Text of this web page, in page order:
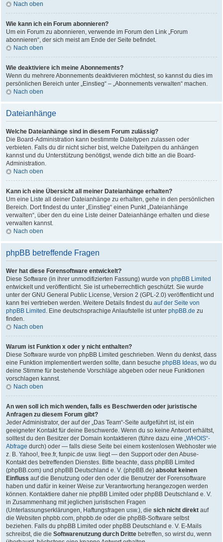
Nach oben
Wie kann ich ein Forum abonnieren?
Um ein Forum zu abonnieren, verwende im Forum den Link „Forum
abonnieren“, der sich meist am Ende der Seite befindet.
Nach oben
Wie deaktiviere ich meine Abonnements?
Wenn du mehrere Abonnements deaktivieren möchtest, so kannst du dies im
persönlichen Bereich unter „Einstieg“ – „Abonnements verwalten“ machen.
Nach oben
Dateianhänge
Welche Dateianhänge sind in diesem Forum zulässig?
Die Board-Administration kann bestimmte Dateitypen zulassen oder
verbieten. Falls du dir nicht sicher bist, welche Dateitypen du anhängen
kannst und du Unterstützung benötigst, wende dich bitte an die Board-
Administration.
Nach oben
Kann ich eine Übersicht all meiner Dateianhänge erhalten?
Um eine Liste all deiner Dateianhänge zu erhalten, gehe in den persönlichen
Bereich. Dort findest du unter „Einstieg“ einen Punkt „Dateianhänge
verwalten“, über den du eine Liste deiner Dateianhänge erhalten und diese
verwalten kannst.
Nach oben
phpBB betreffende Fragen
Wer hat diese Forensoftware entwickelt?
Diese Software (in ihrer unmodifizierten Fassung) wurde von phpBB Limited
entwickelt und veröffentlicht. Sie ist urheberrechtlich geschützt. Sie wurde
unter der GNU General Public License, Version 2 (GPL-2.0) veröffentlicht und
kann frei vertrieben werden. Weitere Details findest du auf der Seite von
phpBB Limited . Eine deutschsprachige Anlaufstelle ist unter phpBB.de zu
finden.
Nach oben
Warum ist Funktion x oder y nicht enthalten?
Diese Software wurde von phpBB Limited geschrieben. Wenn du denkst, dass
eine Funktion implementiert werden sollte, dann besuche phpBB Ideas, wo du
deine Stimme für bestehende Vorschläge abgeben oder neue Funktionen
vorschlagen kannst.
Nach oben
An wen soll ich mich wenden, falls es Beschwerden oder juristische
Anfragen zu diesem Forum gibt?
Jeder Administrator, der auf der „Das Team“-Seite aufgeführt ist, ist ein
geeigneter Kontakt für deine Beschwerde. Wenn du so keine Antwort erhältst,
solltest du den Besitzer der Domain kontaktieren (führe dazu eine „WHOIS“-
Abfrage durch) oder — falls diese Seite bei einem kostenlosen Webhoster wie
z. B. Yahoo!, free.fr, funpic.de usw. liegt — den Support oder den Abuse-
Kontakt des betreffenden Dienstes. Bitte beachte, dass phpBB Limited
(phpBB.com) und phpBB Deutschland e. V. (phpBB.de) absolut keinen
Einfluss auf die Benutzung oder den oder die Benutzer der Forensoftware
haben und dafür in keiner Weise zur Verantwortung herangezogen werden
können. Kontaktiere daher nie phpBB Limited oder phpBB Deutschland e. V.
in Zusammenhang mit jeglichen juristischen Fragen
(Unterlassungserklärungen, Haftungsfragen usw.), die sich nicht direkt auf
die Websiten phpbb.com, phpbb.de oder die phpBB-Software selbst
beziehen. Falls du phpBB Limited oder phpBB Deutschland e. V. E-Mails
schreibst, die die Softwarenutzung durch Dritte betreffen, so wirst du, wenn